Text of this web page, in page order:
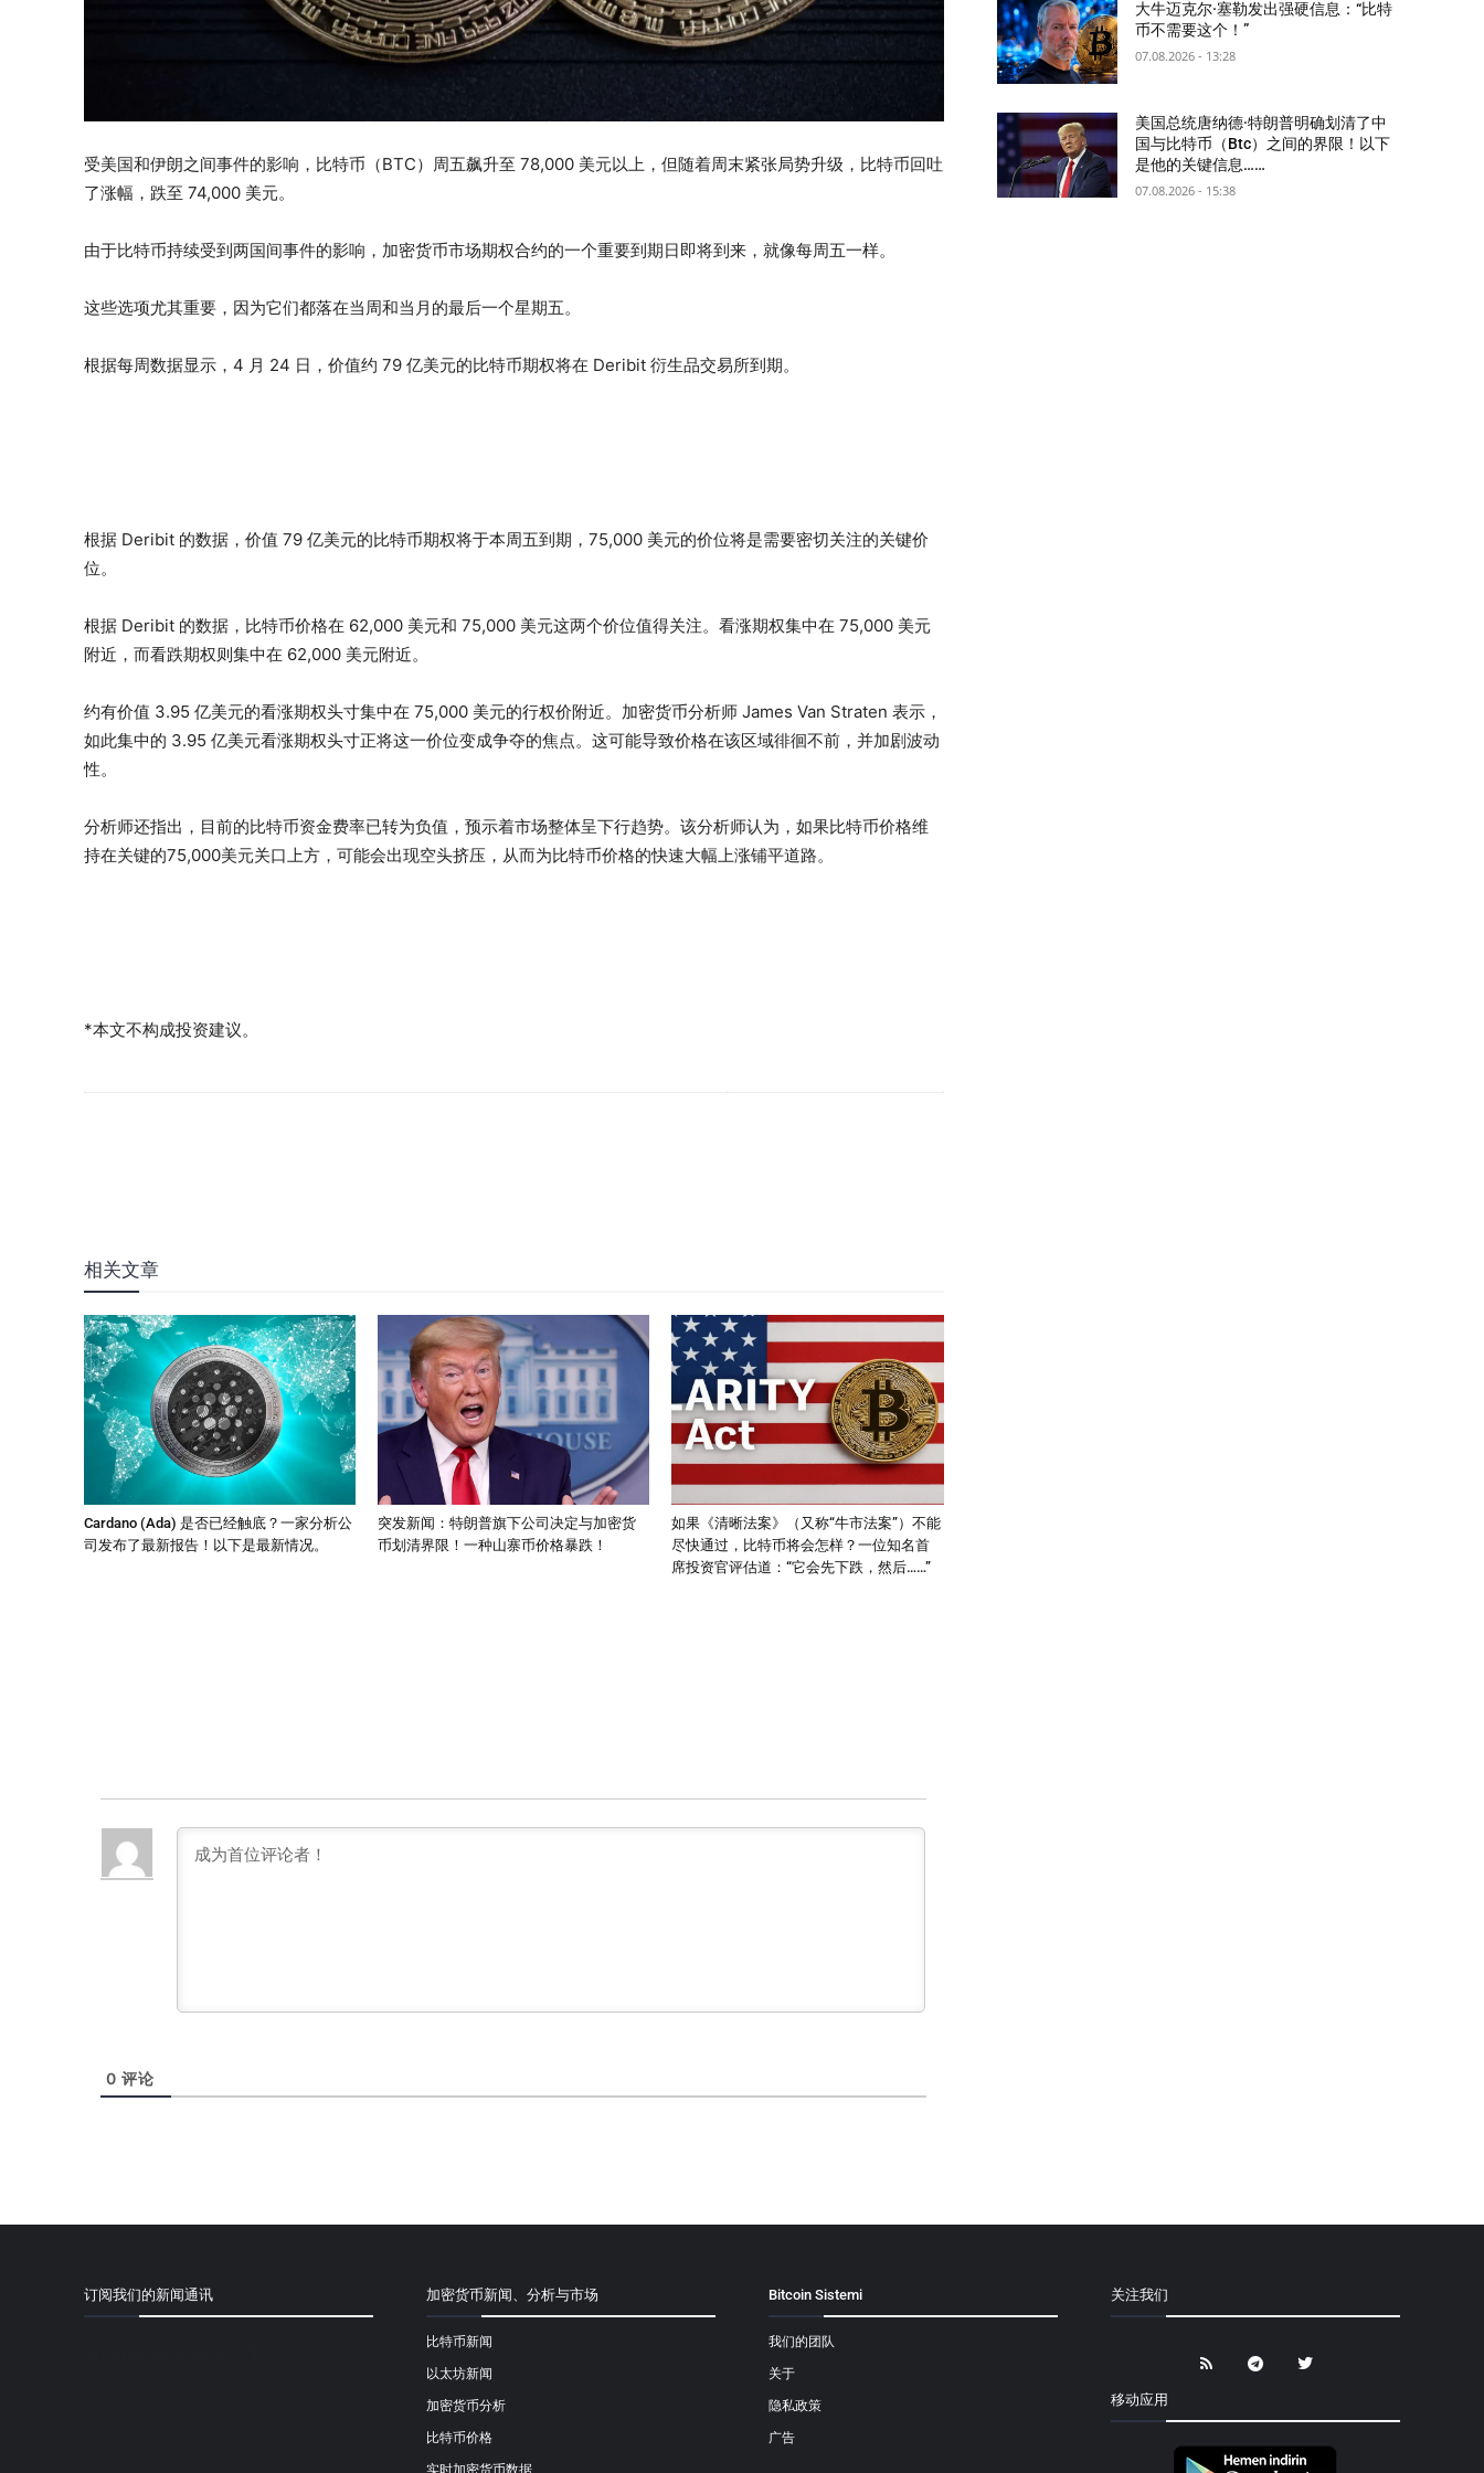
受美国和伊朗之间事件的影响，比特币（BTC）周五飙升至 78,000 美元以上，但随着周末紧张局势升级，比特币回吐
了涨幅，跌至 74,000 美元。
由于比特币持续受到两国间事件的影响，加密货币市场期权合约的一个重要到期日即将到来，就像每周五一样。
这些选项尤其重要，因为它们都落在当周和当月的最后一个星期五。
根据每周数据显示，4 月 24 日，价值约 79 亿美元的比特币期权将在 Deribit 衍生品交易所到期。
根据 Deribit 的数据，价值 79 亿美元的比特币期权将于本周五到期，75,000 美元的价位将是需要密切关注的关键价
位。
根据 Deribit 的数据，比特币价格在 62,000 美元和 75,000 美元这两个价位值得关注。看涨期权集中在 75,000 美元
附近，而看跌期权则集中在 62,000 美元附近。
约有价值 3.95 亿美元的看涨期权头寸集中在 75,000 美元的行权价附近。加密货币分析师 James Van Straten 表示，
如此集中的 3.95 亿美元看涨期权头寸正将这一价位变成争夺的焦点。这可能导致价格在该区域徘徊不前，并加剧波动
性。
分析师还指出，目前的比特币资金费率已转为负值，预示着市场整体呈下行趋势。该分析师认为，如果比特币价格维
持在关键的75,000美元关口上方，可能会出现空头挤压，从而为比特币价格的快速大幅上涨铺平道路。
*本文不构成投资建议。
相关文章
Cardano (Ada) 是否已经触底？一家分析公
司发布了最新报告！以下是最新情况。
突发新闻：特朗普旗下公司决定与加密货
币划清界限！一种山寨币价格暴跌！
如果《清晰法案》（又称“牛市法案”）不能
尽快通过，比特币将会怎样？一位知名首
席投资官评估道：“它会先下跌，然后……”
0 评论
大牛迈克尔·塞勒发出强硬信息：“比特
币不需要这个！”
07.08.2026 - 13:28
美国总统唐纳德·特朗普明确划清了中
国与比特币（Btc）之间的界限！以下
是他的关键信息……
07.08.2026 - 15:38
订阅我们的新闻通讯 加密货币新闻、分析与市场
比特币新闻
以太坊新闻
加密货币分析
比特币价格
实时加密货币数据
Bitcoin Sistemi
我们的团队
关于
隐私政策
广告
关注我们
移动应用